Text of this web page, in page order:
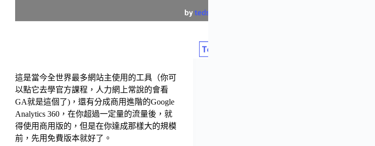
這是當今全世界最多網站主使用的工具（你可
以點它去學官方課程，人力網上常說的會看
GA就是這個了)，還有分成商用進階的Google
Analytics 360，在你超過一定量的流量後，就
得使用商用版的，但是在你達成那樣大的規模
前，先用免費版本就好了。